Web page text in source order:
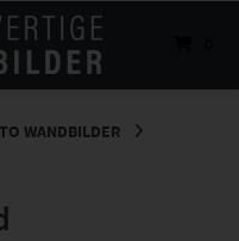
WANDBILDER